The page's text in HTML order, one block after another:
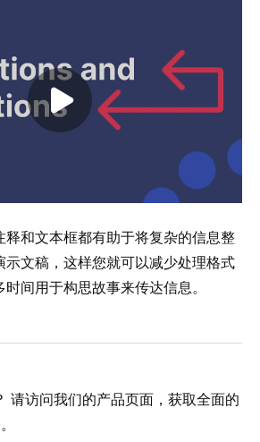
Play video
释和文本框都有助于将复杂的信息整
示文稿，这样您就可以减少处理格式
间用于构思故事来传达信息。
请访问我们的产品页面，获取全面的